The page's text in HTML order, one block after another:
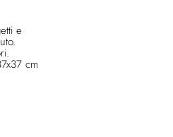
e
cm